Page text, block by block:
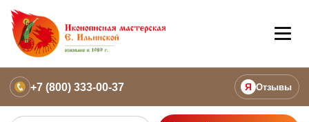
+7 (800) 333-00-37 Я Отзывы